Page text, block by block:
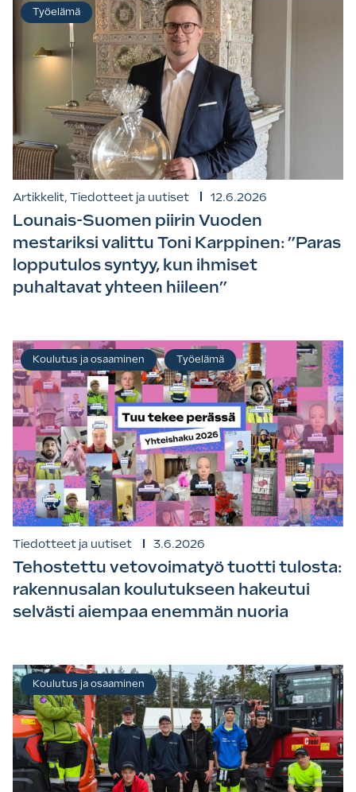
Artikkelit, Tiedotteet ja uutiset 12.6.2026
Lounais-Suomen piirin Vuoden
mestariksi valittu Toni Karppinen: ”Paras
lopputulos syntyy, kun ihmiset
puhaltavat yhteen hiileen”
Työelämä
Tiedotteet ja uutiset 3.6.2026
Tehostettu vetovoimatyö tuotti tulosta:
rakennusalan koulutukseen hakeutui
selvästi aiempaa enemmän nuoria
Koulutus ja osaaminen Työelämä
Koulutus ja osaaminen